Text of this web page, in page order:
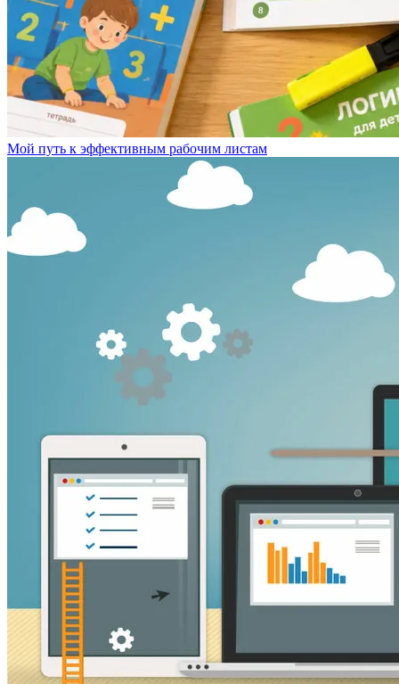
Мой путь к эффективным рабочим листам